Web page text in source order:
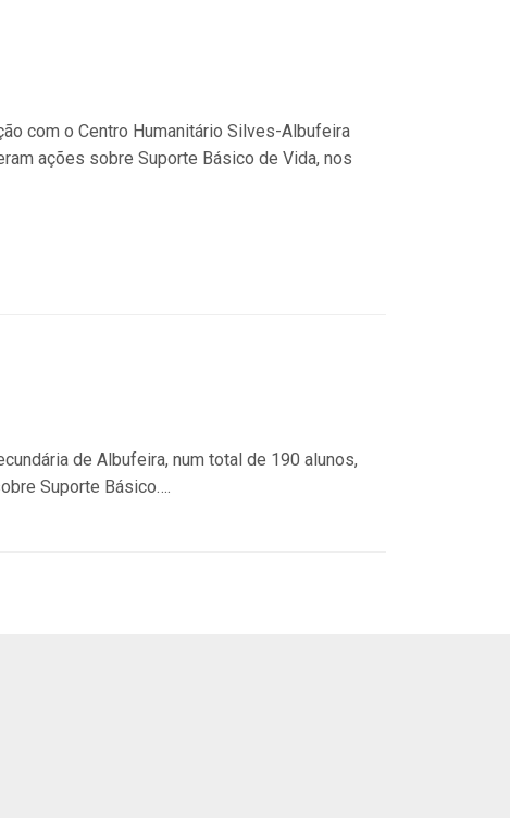
com o Centro Humanitário Silves-Albufeira
ações sobre Suporte Básico de Vida, nos
de Albufeira, num total de 190 alunos,
Suporte Básico….